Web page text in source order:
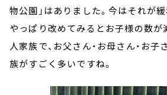
物公園」はありました。今はそれが
やっぱり改めてみるとお子様の数が
人家族で、お父さん・お母さん・お
族がすごく多いですね。